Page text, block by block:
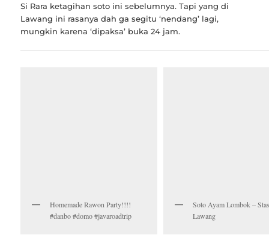
Si Rara ketagihan soto ini sebelumnya. Tapi yang di
Lawang ini rasanya dah ga segitu ‘nendang’ lagi,
mungkin karena ‘dipaksa’ buka 24 jam.
Homemade Rawon Party!!!!
#danbo #domo #javaroadtrip
Soto Ayam Lombok –
Lawang